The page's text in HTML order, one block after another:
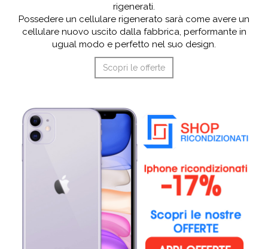
rigenerati.
Possedere un cellulare rigenerato sarà come avere un
cellulare nuovo uscito dalla fabbrica, performante in
ugual modo e perfetto nel suo design.
Scopri le offerte